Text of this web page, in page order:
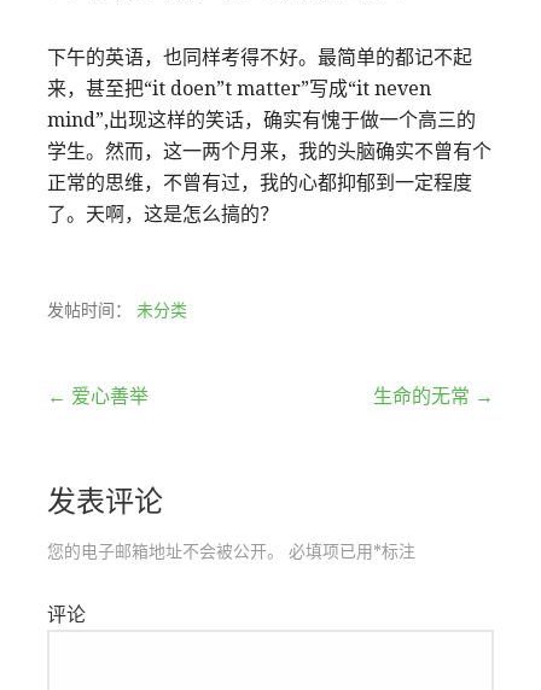
下午的英语，也同样考得不好。最简单的都记不起
来，甚至把“it doen”t matter”写成“it neven
mind”,出现这样的笑话，确实有愧于做一个高三的
学生。然而，这一两个月来，我的头脑确实不曾有个
正常的思维，不曾有过，我的心都抑郁到一定程度
了。天啊，这是怎么搞的？
发帖时间： 未分类
文
导
航
← 爱心善举 生命的无常 →
发表评论
您的电子邮箱地址不会被公开。 必填项已用*标注
评论